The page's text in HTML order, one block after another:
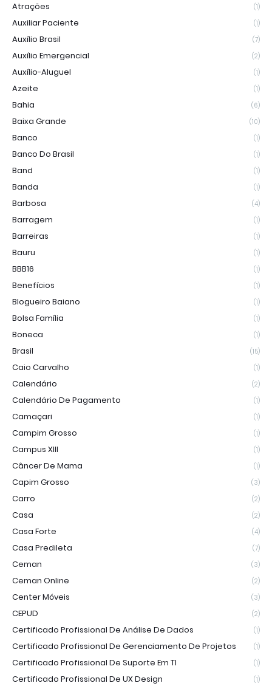
Atrações (1)
Auxiliar Paciente (1)
Auxílio Brasil (7)
Auxílio Emergencial (2)
Auxílio-Aluguel (1)
Azeite (1)
Bahia (6)
Baixa Grande (10)
Banco (1)
Banco Do Brasil (1)
Band (1)
Banda (1)
Barbosa (4)
Barragem (1)
Barreiras (1)
Bauru (1)
BBB16 (1)
Benefícios (1)
Blogueiro Baiano (1)
Bolsa Família (1)
Boneca (1)
Brasil (15)
Caio Carvalho (1)
Calendário (2)
Calendário De Pagamento (1)
Camaçari (1)
Campim Grosso (1)
Campus XIII (1)
Câncer De Mama (1)
Capim Grosso (3)
Carro (2)
Casa (2)
Casa Forte (4)
Casa Predileta (7)
Ceman (3)
Ceman Online (2)
Center Móveis (3)
CEPUD (2)
Certificado Profissional De Análise De Dados (1)
Certificado Profissional De Gerenciamento De Projetos (1)
Certificado Profissional De Suporte Em TI (1)
Certificado Profissional De UX Design (1)